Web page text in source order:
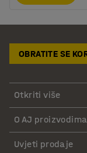
OBRATITE SE
Otkriti više
O AJ proizvodima
Uvjeti prodaje